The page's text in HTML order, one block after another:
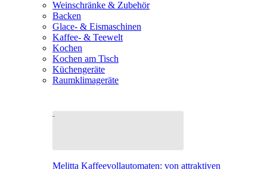
Weinschränke & Zubehör
Backen
Glace- & Eismaschinen
Kaffee- & Teewelt
Kochen
Kochen am Tisch
Küchengeräte
Raumklimageräte
Melitta Kaffeevollautomaten: von attraktiven